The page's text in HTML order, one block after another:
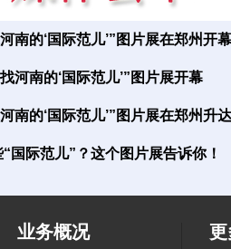
南的‘国际范儿’”图片展在郑州开幕
河南的‘国际范儿’”图片展开幕
南的‘国际范儿’”图片展在郑州升
国际范儿”？这个图片展告诉你！
业务概况